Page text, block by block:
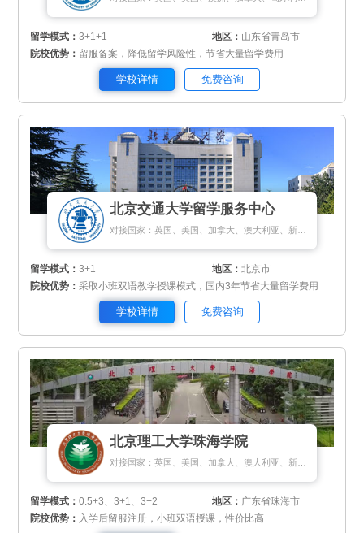
留学模式：3+1+1 地区： 山东省青岛市
院校优势： 留服备案，降低留学风险性，节省大量留学费用
学校详情 免费咨询
北京交通大学留学服务中心
留学模式：3+1 地区：北京市
院校优势：采取小班双语教学授课模式，国内3年节省大量留学费用
学校详情 免费咨询
北京理工大学珠海学院
留学模式：0.5+3、3+1、3+2 地区： 广东省珠海市
院校优势： 入学后留服注册，小班双语授课，性价比高